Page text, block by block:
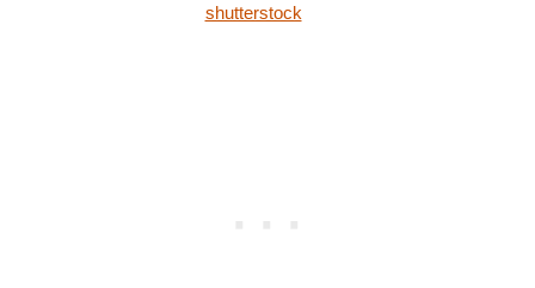
shutterstock